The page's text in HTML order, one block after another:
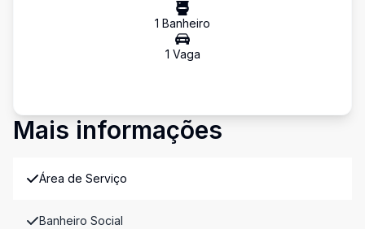
1 Banheiro
1 Vaga
Mais informações
Área de Serviço
Banheiro Social